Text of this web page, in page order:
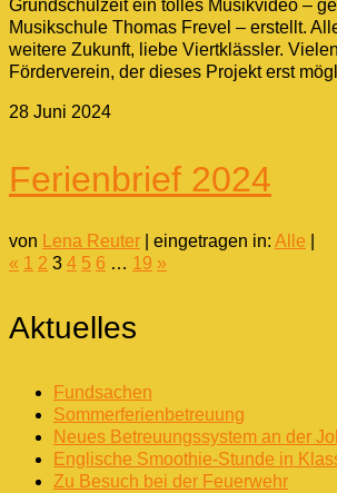
Grundschulzeit ein tolles Musikvideo –
Musikschule Thomas Frevel – erstellt.
weitere Zukunft, liebe Viertklässler.
Förderverein, der dieses Projekt erst
28 Juni 2024
Ferienbrief 2024
von Lena Reuter eingetragen in: Alle
« 1 2 3 4 5 6 … 19 »
Aktuelles
Fundsachen
Sommerferienbetreuung
Neues Betreuungssystem an der
Englische Smoothie-Stunde in
Zu Besuch bei der Feuerwehr